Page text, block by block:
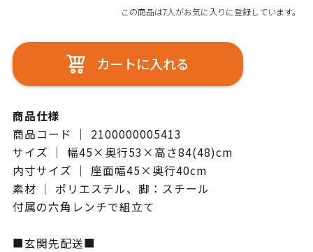
この商品は7人がお気に入りに登録しています。
カートに入れる
商品仕様
商品コード ｜ 2100000005413
サイズ ｜ 幅45×奥行53×高さ84(48)cm
内寸サイズ ｜ 座面幅45×奥行40cm
素材 ｜ ポリエステル、脚：スチール
付属の六角レンチで組立て
■玄関先配送■